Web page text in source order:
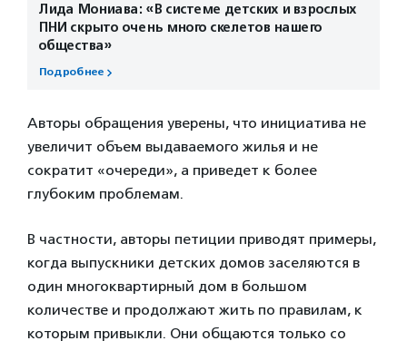
Лида Мониава: «В системе детских и взрослых
ПНИ скрыто очень много скелетов нашего
общества»
Подробнее
Авторы обращения уверены, что инициатива не
увеличит объем выдаваемого жилья и не
сократит «очереди», а приведет к более
глубоким проблемам.
В частности, авторы петиции приводят примеры,
когда выпускники детских домов заселяются в
один многоквартирный дом в большом
количестве и продолжают жить по правилам, к
которым привыкли. Они общаются только со